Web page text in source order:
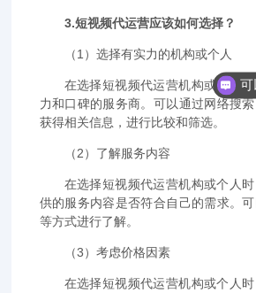
3.短视频代运营应该如何选择？
（1）选择有实力的机构或个人
在选择短视频代运营机构或个人
力和口碑的服务商。可以通过网络搜
获得相关信息，进行比较和筛选。
（2）了解服务内容
在选择短视频代运营机构或个人
供的服务内容是否符合自己的需求。
等方式进行了解。
（3）考虑价格因素
在选择短视频代运营机构或个人